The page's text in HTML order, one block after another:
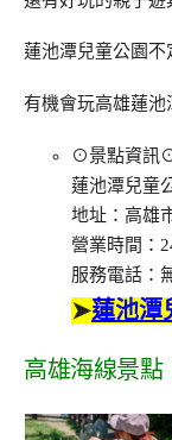
蓮池潭兒童公園
有機會玩高雄蓮池
⊙景點資訊
蓮池潭兒童
地址：高雄
營業時間：
服務電話：
➤蓮池潭
高雄海線景點